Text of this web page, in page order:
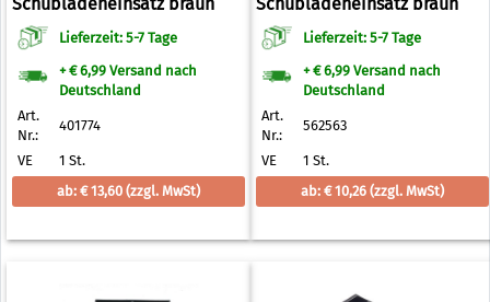
Lieferzeit: 5-7 Tage
+ € 6,99 Versand nach
Deutschland
Art.
Nr.:
401774
VE
1 St.
ab: € 13,60 (zzgl. MwSt)
Lieferzeit: 5-7 Tage
+ € 6,99 Versand nach
Deutschland
Art.
Nr.:
562563
VE
1 St.
ab: € 10,26 (zzgl. MwSt)